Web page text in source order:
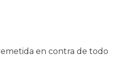
en contra de todo